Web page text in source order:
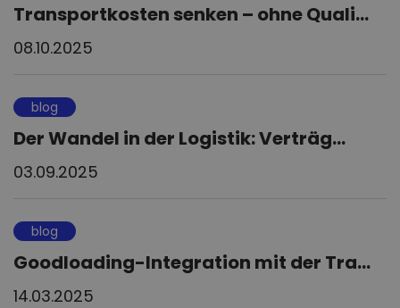
Transportkosten senken – ohne Quali...
08.10.2025
blog
Der Wandel in der Logistik: Verträg...
03.09.2025
blog
Goodloading-Integration mit der Tra...
14.03.2025